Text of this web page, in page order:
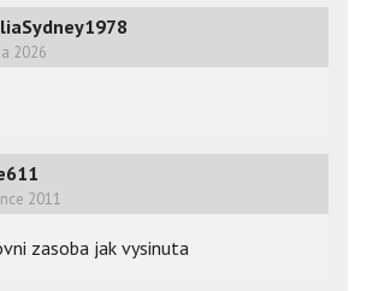
2026
2011
zasoba jak vysinuta